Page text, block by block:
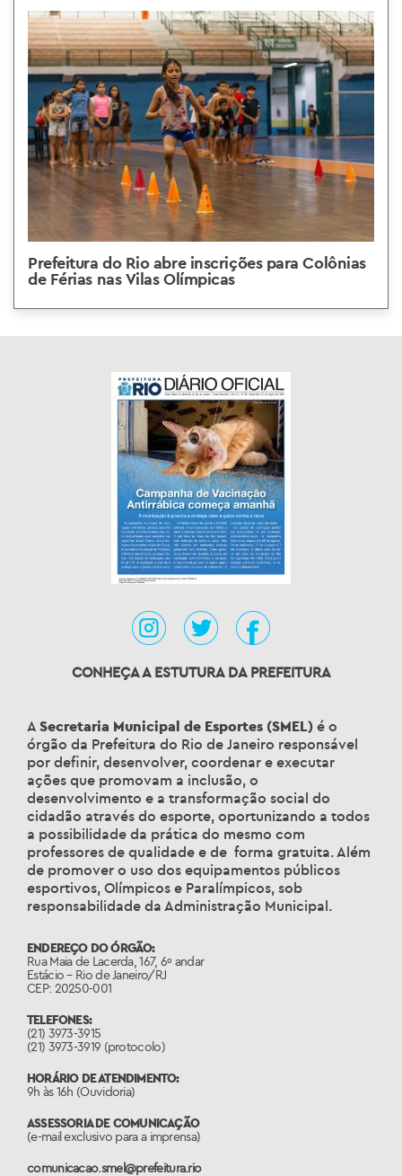
Prefeitura do Rio abre inscrições para Colônias
de Férias nas Vilas Olímpicas
CONHEÇA A ESTUTURA DA PREFEITURA
A Secretaria Municipal de Esportes (SMEL) é o
órgão da Prefeitura do Rio de Janeiro responsável
por definir, desenvolver, coordenar e executar
ações que promovam a inclusão, o
desenvolvimento e a transformação social do
cidadão através do esporte, oportunizando a todos
a possibilidade da prática do mesmo com
professores de qualidade e de forma gratuita. Além
de promover o uso dos equipamentos públicos
esportivos, Olímpicos e Paralímpicos, sob
responsabilidade da Administração Municipal.
ENDEREÇO DO ÓRGÃO:
Rua Maia de Lacerda, 167, 6º andar
Estácio – Rio de Janeiro/RJ
CEP: 20250-001
TELEFONES:
(21) 3973-3915
(21) 3973-3919 (protocolo)
HORÁRIO DE ATENDIMENTO:
9h às 16h (Ouvidoria)
ASSESSORIA DE COMUNICAÇÃO
(e-mail exclusivo para a imprensa)
comunicacao.smel@prefeitura.rio